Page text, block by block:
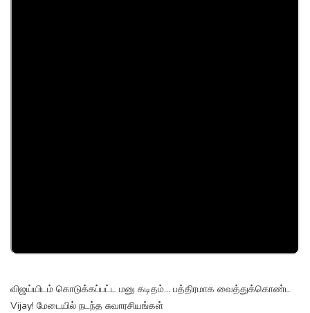
விஜய்யிடம் கொடுக்கப்பட்ட மனு கடிதம்... பத்திரமாக வைத்துக்கொண்ட
Vijay! மேடையில் நடந்த சுவாரசியங்கள்